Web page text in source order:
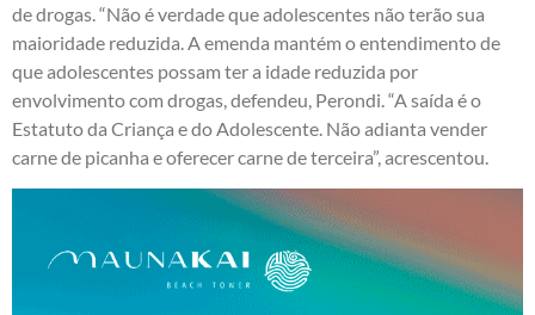
de drogas. “Não é verdade que adolescentes não terão sua
maioridade reduzida. A emenda mantém o entendimento de
que adolescentes possam ter a idade reduzida por
envolvimento com drogas, defendeu, Perondi. “A saída é o
Estatuto da Criança e do Adolescente. Não adianta vender
carne de picanha e oferecer carne de terceira”, acrescentou.